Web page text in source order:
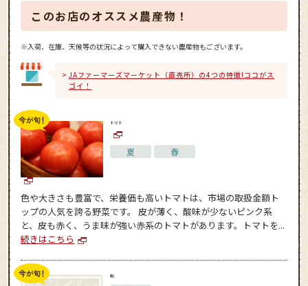
このお店のオススメ農産物！
※入荷、在庫、天候等の状況によって購入できない農産物もございます。
JAファーマーズマーケット（直売所）の4つの特徴!ココがス
ゴイ！
トマト
夏 春
色や大きさも豊富で、栄養価も高いトマトは、市場の取扱金額ト
ップの人気を誇る野菜です。 皮が薄く、酸味が少ないピンク系
と、皮も赤く、うま味が強い赤系のトマトがあります。トマトを...
続きはこちら
梨